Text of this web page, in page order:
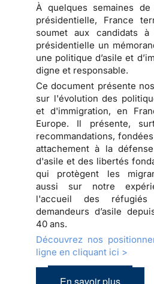
À quelques semaines de
présidentielle, France
soumet aux candidats à
présidentielle un
une politique d’asile et
digne et responsable.
Ce document présente
sur l'évolution des
et d'immigration, en
Europe. Il présente,
recommandations,
attachement à la
d'asile et des libertés
qui protègent les
aussi sur notre
l'accueil des
demandeurs d’asile
40 ans.
Découvrez nos
ligne en cliquant ici >